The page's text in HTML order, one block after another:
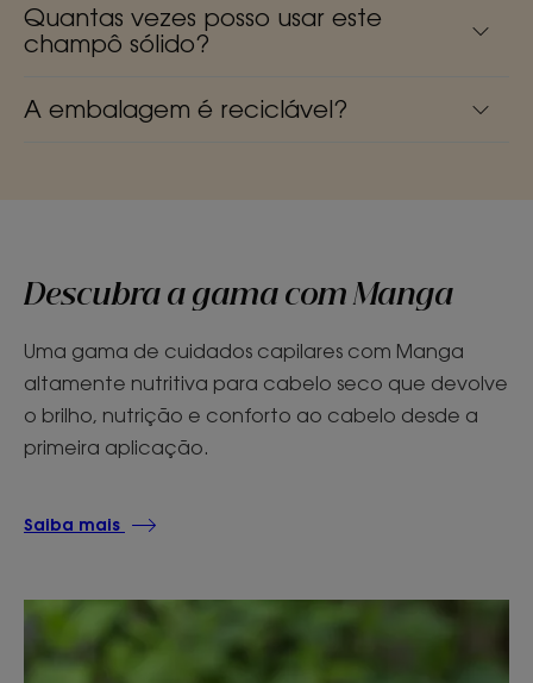
Quantas vezes posso usar este
champô sólido?
A embalagem é reciclável?
Descubra a gama com Manga
Uma gama de cuidados capilares com Manga
altamente nutritiva para cabelo seco que devolve
o brilho, nutrição e conforto ao cabelo desde a
primeira aplicação.
Saiba mais